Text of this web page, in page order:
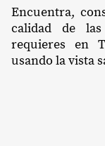
Encuentra,
calidad de
requieres en
usando la vista